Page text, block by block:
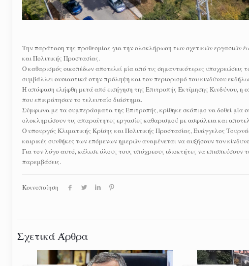
Την παράταση της προθεσμίας για την ολοκλήρωση των σχετικών εργασιών
και Πολιτικής Προστασίας.
Ο καθαρισμός οικοπέδων αποτελεί μία από τις σημαντικότερες υποχρεώσεις
συμβάλλει ουσιαστικά στην πρόληψη και τον περιορισμό του κινδύνου
Η απόφαση ελήφθη μετά από εισήγηση της Επιτροπής Εκτίμησης Κινδύνου, η
που επικράτησαν το τελευταίο διάστημα.
Σύμφωνα με τα συμπεράσματα της Επιτροπής, κρίθηκε σκόπιμο να δοθεί μία
ολοκληρώσουν τις απαραίτητες εργασίες καθαρισμού με ασφάλεια και
Ο υπουργός Κλιματικής Κρίσης και Πολιτικής Προστασίας, Ευάγγελος
καιρικές συνθήκες των επόμενων ημερών αναμένεται να αυξήσουν τον
Για τον λόγο αυτό, κάλεσε όλους τους υπόχρεους ιδιοκτήτες να επισπεύσουν
παρεμβάσεις.
Κοινοποίηση
Σχετικά Άρθρα